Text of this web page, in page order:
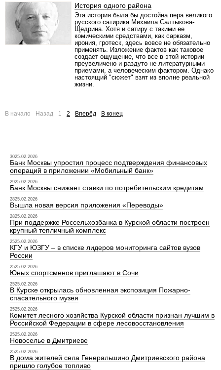
История одного района
Эта история была бы достойна пера великого
русского сатирика Михаила Салтыкова-
Щедрина. Хотя и сатиру с такими ее
комическими средствами, как сарказм,
ирония, гротеск, здесь вовсе не обязательно
применять. Изложение фактов как таковое
создает ощущение, что все в этой истории
преувеличено и раздуто не литературными
приемами, а человеческим фактором. Однако
настоящий "сюжет" взят из вполне реальной
жизни.
В начало Назад 1 2 Вперёд В конец
3025.02.2026
Банк Москвы упростил процесс подтверждения финансовых
операций в приложении «Мобильный банк»
2925.02.2026
Банк Москвы снижает ставки по потребительским кредитам
2825.02.2026
Вышла новая версия приложения «Переводы»
2825.02.2026
При поддержке Россельхозбанка в Курской области построен
крупный тепличный комплекс
2525.02.2026
КГУ и ЮЗГУ – в списке лидеров мониторинга сайтов вузов
России
2525.02.2026
Юных спортсменов приглашают в Сочи
2525.02.2026
В Курске открылась обновленная экспозиция Пожарно-
спасательного музея
2525.02.2026
Комитет лесного хозяйства Курской области признан лучшим в
Российской Федерации в сфере лесовосстановления
2525.02.2026
Новоселье в Дмитриеве
2525.02.2026
В дома жителей села Генеральшино Дмитриевского района
пришло голубое топливо